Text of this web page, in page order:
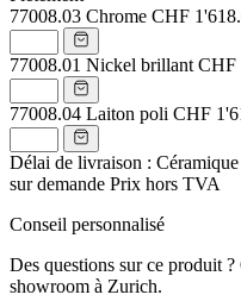
77008.03 Chrome CHF
77008.01 Nickel brillant CHF
77008.04 Laiton poli CHF
Délai de livraison :
sur demande Prix hors TVA
Conseil personnalisé
Des questions sur ce produit
showroom à Zurich.